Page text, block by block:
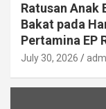
Ratusan Anak
Bakat pada
Pertamina EP
July 30, 2026